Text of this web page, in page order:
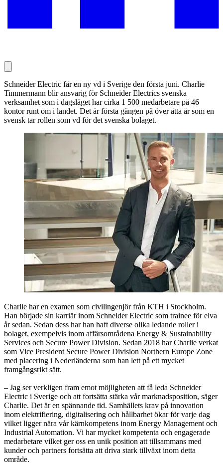
Schneider Electric får en ny vd i Sverige den första juni. Charlie
Timmermann blir ansvarig för Schneider Electrics svenska
verksamhet som i dagsläget har cirka 1 500 medarbetare på 46
kontor runt om i landet. Det är första gången på över åtta år som en
svensk tar rollen som vd för det svenska bolaget.
Charlie har en examen som civilingenjör från KTH i Stockholm.
Han började sin karriär inom Schneider Electric som trainee för elva
år sedan. Sedan dess har han haft diverse olika ledande roller i
bolaget, exempelvis inom affärsområdena Energy & Sustainability
Services och Secure Power Division. Sedan 2018 har Charlie verkat
som Vice President Secure Power Division Northern Europe Zone
med placering i Nederländerna som han lett på ett mycket
framgångsrikt sätt.
– Jag ser verkligen fram emot möjligheten att få leda Schneider
Electric i Sverige och att fortsätta stärka vår marknadsposition, säger
Charlie. Det är en spännande tid. Samhällets krav på innovation
inom elektrifiering, digitalisering och hållbarhet ökar för varje dag
vilket ligger nära vår kärnkompetens inom Energy Management och
Industrial Automation. Vi har mycket kompetenta och engagerade
medarbetare vilket ger oss en unik position att tillsammans med
kunder och partners fortsätta att driva stark tillväxt inom detta
område.